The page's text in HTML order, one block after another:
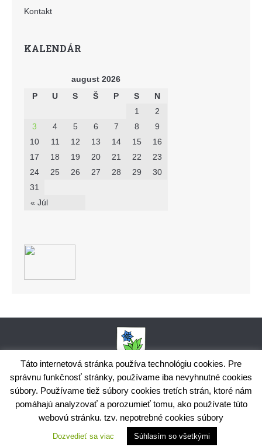
Kontakt
KALENDÁR
august 2026
P
U S Š P S N
« Júl
1
2
3
4 5 6 7 8
9
10
11 12 13 14 15
16
17
18 19 20 21 22
23
24
25 26 27 28 29
30
31
Obecný úrad Bodiná, č. 102, 018 15 Prečín,
+421424398035,www.bodina.eu
IČO: 00 692 522, Prima banka Slovensko, a.s., IBAN: SK25 5600 0000
0029 9178 8001
Ochrana osobných údajov
Využite možnosť získavania aktuálnych informácií s využitím
Táto internetová stránka používa technológiu cookies. Pre
správnu funkčnosť stránky, používame iba nevyhnutné cookies
súbory. Používame tiež súbory cookies tretích strán, ktoré nám
pomáhajú analyzovať a porozumieť tomu, ako používate túto
webovú stránku. tzv. nepotrebné cookies súbory
Dozvedieť sa viac Súhlasím so všetkými